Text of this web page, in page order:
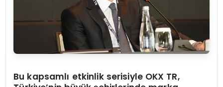
Bu kapsamlı etkinlik serisiyle OKX TR,